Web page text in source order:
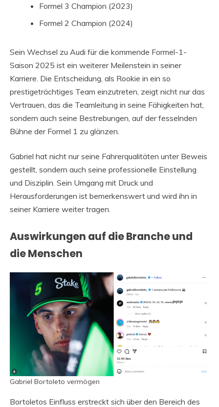
Formel 3 Champion (2023)
Formel 2 Champion (2024)
Sein Wechsel zu Audi für die kommende Formel-1-
Saison 2025 ist ein weiterer Meilenstein in seiner
Karriere. Die Entscheidung, als Rookie in ein so
prestigeträchtiges Team einzutreten, zeigt nicht nur das
Vertrauen, das die Teamleitung in seine Fähigkeiten hat,
sondern auch seine Bestrebungen, auf der fesselnden
Bühne der Formel 1 zu glänzen.
Gabriel hat nicht nur seine Fahrerqualitäten unter Beweis
gestellt, sondern auch seine professionelle Einstellung
und Disziplin. Sein Umgang mit Druck und
Herausforderungen ist bemerkenswert und wird ihn in
seiner Karriere weiter tragen.
Auswirkungen auf die Branche und
die Menschen
Gabriel Bortoleto vermögen
Bortoletos Einfluss erstreckt sich über den Bereich des